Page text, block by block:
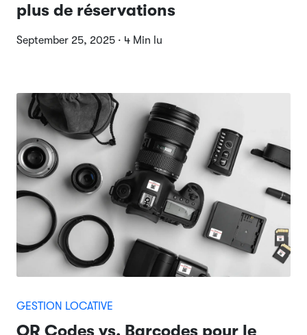
plus de réservations
September 25, 2025 · 4 Min lu
GESTION LOCATIVE
QR Codes vs. Barcodes pour le